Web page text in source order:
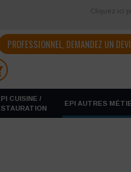
Cliquez ici
PROFESSIONNEL, DEMANDEZ UN
CUISINE /
EPI AUTRES